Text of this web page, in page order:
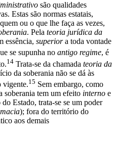
são qualidades
Estas são normas estatais,
ou o que lhe faça as vezes,
. Pela teoria jurídica da
essência, superiora toda vontade
se supunha no antigo regime, é
14 Trata-se da chamada teoria da
da soberania não se dá às
vigente.15 Sem embargo, como
soberania tem um efeito interno e
Estado, trata-se se um poder
); fora do território do
aos demais